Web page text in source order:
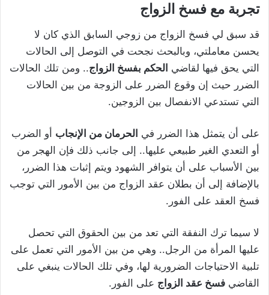
تجربة مع فسخ الزواج
قد سبق لي فسخ الزواج من زوجي السابق الذي كان لا
يحسن معاملتي، وبالبحث نجحت في التوصل إلى الحالات
التي يحق فيها لقاضي الحكم بفسخ الزواج.. ومن تلك الحالات
الضرر حيث إن وقوع الضرر على الزوجة من بين الحالات
التي تستدعي الانفصال بين الزوجين.
على أن يتمثل هذا الضرر في الحرمان من الإنجاب أو الضرب
أو التعدي الغير طبيعي عليها.. إلى جانب ذلك فإن الهجر من
بين الأسباب على أن يتوافر الشهود ويتم إثبات هذا الضرر،
بالإضافة إلى أن بطلان عقد الزواج من بين الأمور التي توجب
فسخ العقد على الفور.
لا سيما ترك النفقة التي تعد من بين الحقوق التي تحصل
عليها المرأة من الرجل.. وهي من بين الأمور التي تعمل على
تلبية الاحتياجات الضرورية لها، وفي تلك الحالات ينبغي على
القاضي فسخ عقد الزواج على الفور.